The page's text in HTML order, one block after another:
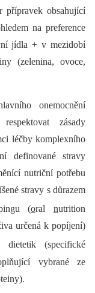
přípravek obsahující
na preference
jídla + v mezidobí
(zelenina, ovoce,
onemocnění
zásady
léčby komplexního
definované stravy
nutriční potřebu
stravy s důrazem
(oralnutrition
určená k popíjení)
dietetik
(specifické
vybrané ze